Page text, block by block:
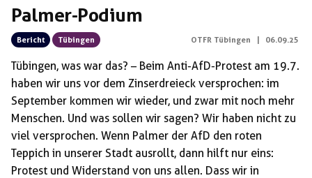
Palmer-Podium
Bericht Tübingen OTFR Tübingen 06.09.25
Tübingen, was war das? – Beim Anti-AfD-Protest am 19.7.
haben wir uns vor dem Zinserdreieck versprochen: im
September kommen wir wieder, und zwar mit noch mehr
Menschen. Und was sollen wir sagen? Wir haben nicht zu
viel versprochen. Wenn Palmer der AfD den roten
Teppich in unserer Stadt ausrollt, dann hilft nur eins:
Protest und Widerstand von uns allen. Dass wir in